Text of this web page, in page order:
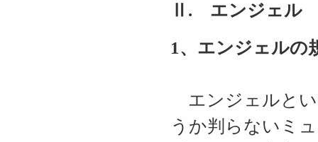
Ⅱ. エンジェル
1、エンジェルの
エンジェルとい
うか判らないミ